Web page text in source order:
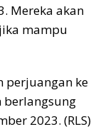
Mereka akan
mampu
perjuangan ke
berlangsung
2023. (RLS)